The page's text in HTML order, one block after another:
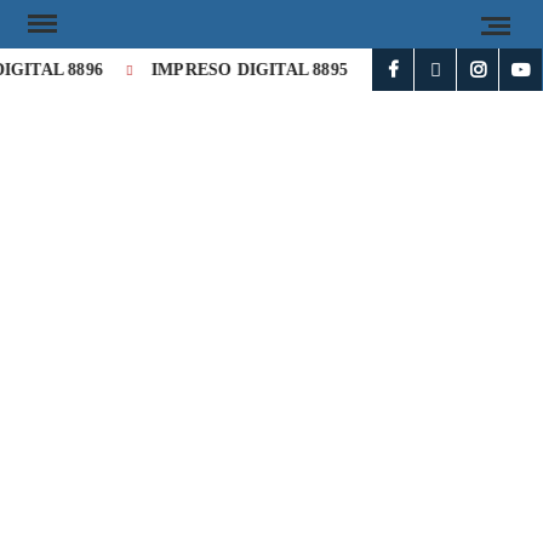
8896 IMPRESO DIGITAL 8895 IMPRESO DIGITAL